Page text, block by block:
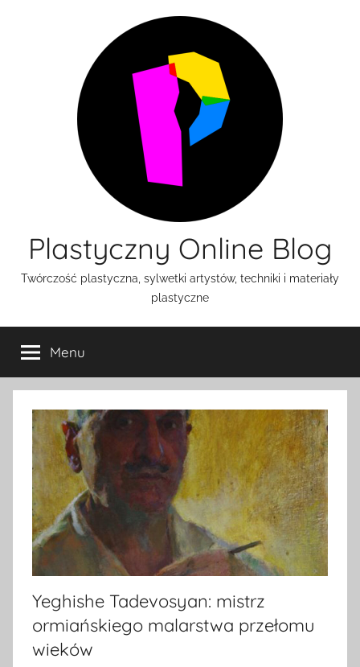
Plastyczny Online Blog
Twórczość plastyczna, sylwetki artystów, techniki i materiały
plastyczne
Menu
Yeghishe Tadevosyan: mistrz
ormiańskiego malarstwa przełomu
wieków